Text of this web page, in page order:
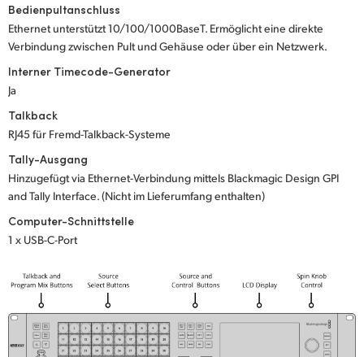
Bedienpultanschluss
Ethernet unterstützt 10/100/1000BaseT. Ermöglicht eine direkte
Verbindung zwischen Pult und Gehäuse oder über ein Netzwerk.
Interner Timecode-Generator
Ja
Talkback
RJ45 für Fremd-Talkback-Systeme
Tally-Ausgang
Hinzugefügt via Ethernet-Verbindung mittels Blackmagic Design GPI
and Tally Interface. (Nicht im Lieferumfang enthalten)
Computer-Schnittstelle
1 x USB-C-Port